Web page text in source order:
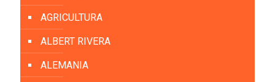
AGRICULTURA
ALBERT RIVERA
ALEMANIA